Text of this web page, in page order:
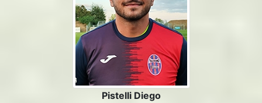
Pistelli Diego